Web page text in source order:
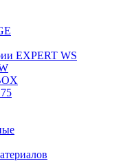
EXPERT WS